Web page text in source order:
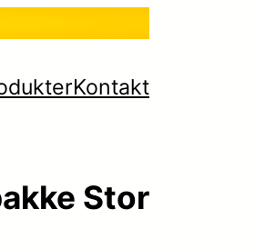
Kontakt
Stor